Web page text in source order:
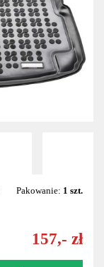
Pakowanie: 1 szt.
157,- zł